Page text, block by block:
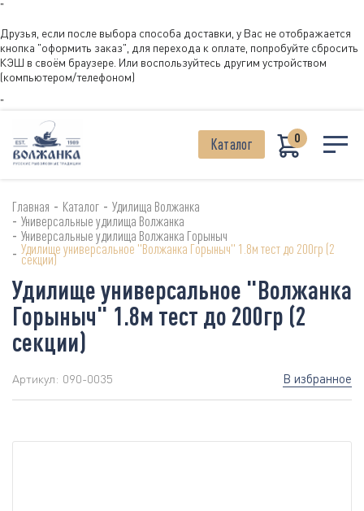
"
Друзья, если после выбора способа доставки, у Вас не отображается
кнопка "оформить заказ", для перехода к оплате, попробуйте сбросить
КЭШ в своём браузере. Или воспользуйтесь другим устройством
(компьютером/телефоном)
"
Каталог 0
Главная - Каталог - Удилища Волжанка
- Универсальные удилища Волжанка
- Универсальные удилища Волжанка Горыныч
- Удилище универсальное "Волжанка Горыныч" 1.8м тест до 200гр (2
секции)
Удилище универсальное "Волжанка
Горыныч" 1.8м тест до 200гр (2
секции)
Артикул: 090-0035 В избранное